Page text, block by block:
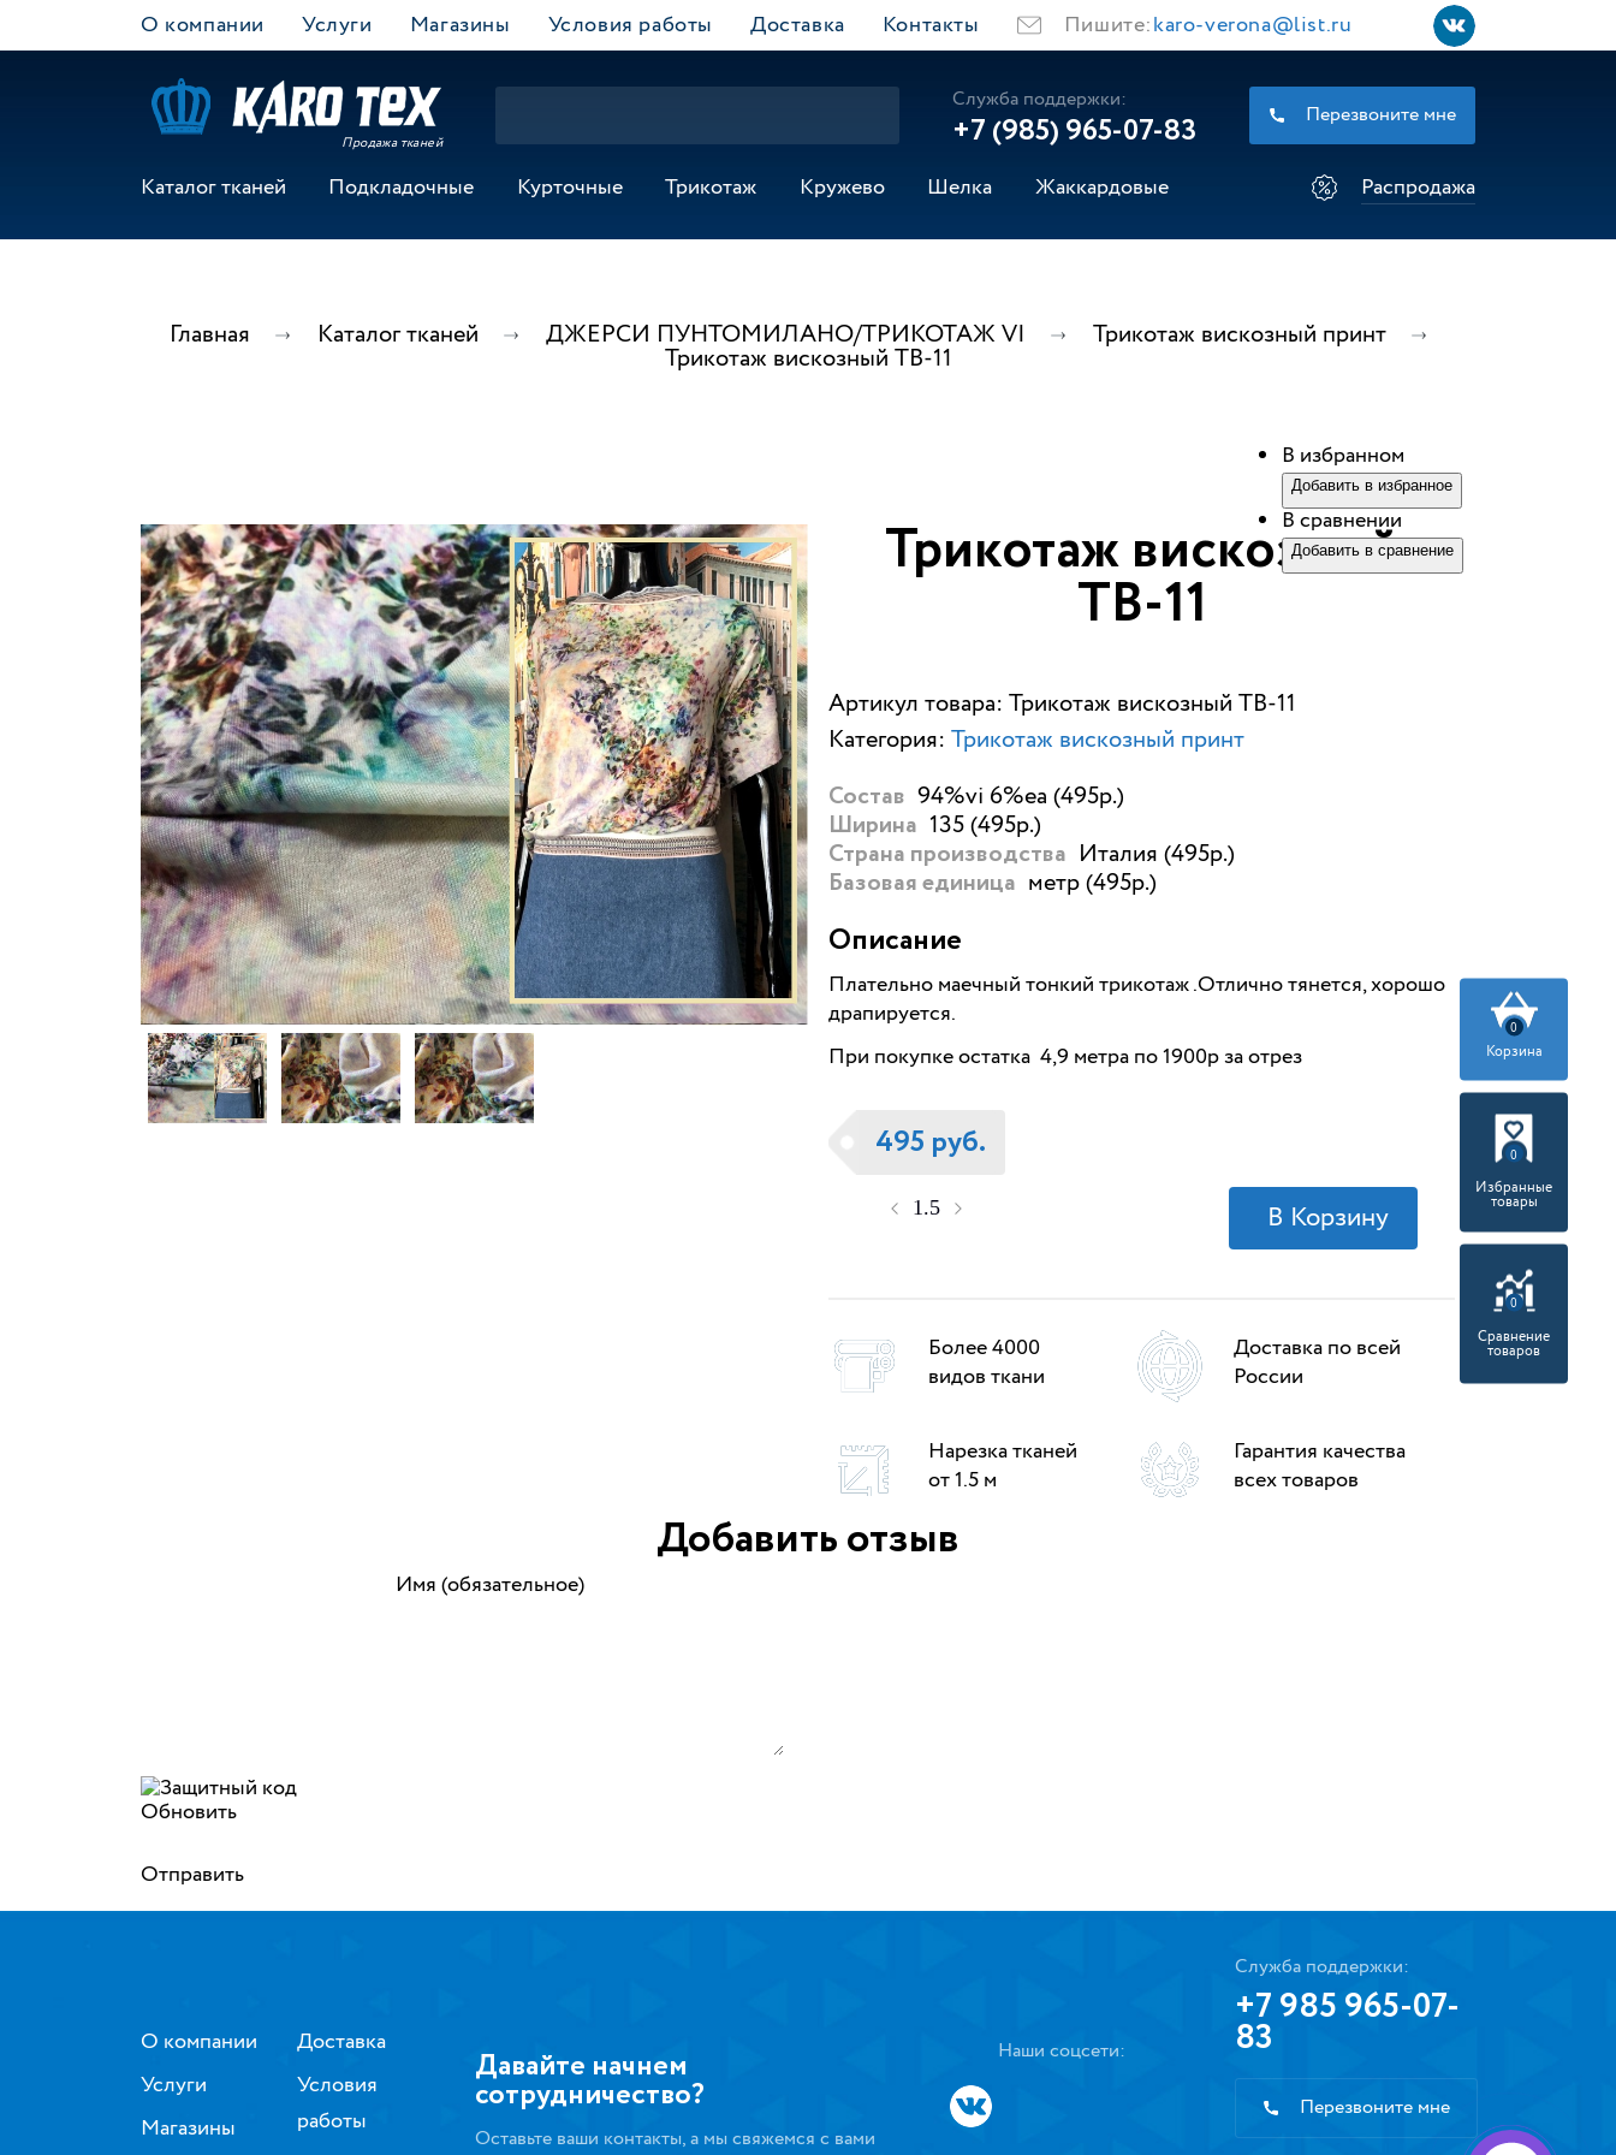
О компании Услуги Магазины Условия работы Доставка Контакты Пишите:karo-verona@list.ru
Продажа тканей
Служба поддержки:
+7 (985) 965-07-83
Перезвоните мне
Каталог тканей Подкладочные Курточные Трикотаж Кружево Шелка Жаккардовые Распродажа
Главная Каталог тканей ДЖЕРСИ ПУНТОМИЛАНО/ТРИКОТАЖ VI Трикотаж вискозный принт
Трикотаж вискозный ТВ-11
Трикотаж вискозный
ТВ-11
Артикул товара: Трикотаж вискозный ТВ-11
Категория: Трикотаж вискозный принт
Состав 94%vi 6%ea (495р.)
Ширина 135 (495р.)
Страна производства Италия (495р.)
Базовая единица метр (495р.)
Описание
Плательно маечный тонкий трикотаж .Отлично тянется, хорошо
драпируется.
При покупке остатка 4,9 метра по 1900р за отрез
495 руб.
В избранном
Добавить в избранное
В сравнении
Добавить в сравнение
Более 4000
видов ткани
Доставка по всей
России
Нарезка тканей
от 1.5 м
Гарантия качества
всех товаров
Добавить отзыв
Имя (обязательное)
Обновить
Отправить
0
Корзина
0
Избранные
товары
0
Сравнение
товаров
О компании
Услуги
Магазины
Доставка
Условия
работы
Давайте начнем
сотрудничество?
Оставьте ваши контакты, а мы свяжемся с вами
Наши соцсети:
Служба поддержки:
+7 985 965-07-
83
Перезвоните мне